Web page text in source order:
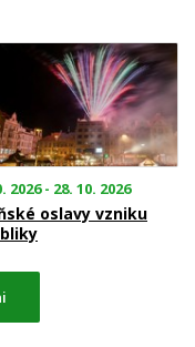
2026 - 28. 10. 2026
oslavy vzniku